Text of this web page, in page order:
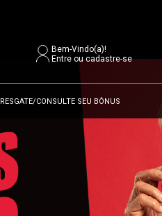
Bem-Vindo(a)!
Entre ou cadastre-se
RESGATE/CONSULTE SEU BÔNUS